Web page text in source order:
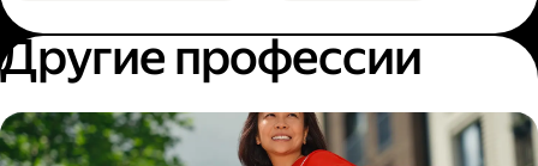
Другие профессии